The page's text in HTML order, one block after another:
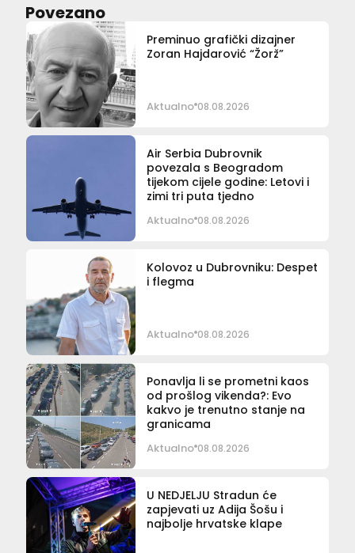
Povezano
Preminuo grafički dizajner
Zoran Hajdarović “Žorž”
Aktualno 08.08.2026
Air Serbia Dubrovnik
povezala s Beogradom
tijekom cijele godine: Letovi i
zimi tri puta tjedno
Aktualno 08.08.2026
Kolovoz u Dubrovniku: Despet
i flegma
Aktualno 08.08.2026
Ponavlja li se prometni kaos
od prošlog vikenda?: Evo
kakvo je trenutno stanje na
granicama
Aktualno 08.08.2026
U NEDJELJU Stradun će
zapjevati uz Adija Šošu i
najbolje hrvatske klape